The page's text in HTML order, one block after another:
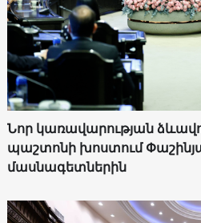
Նոր կառավարության
պաշտոնի խոստում
մասնագետներին